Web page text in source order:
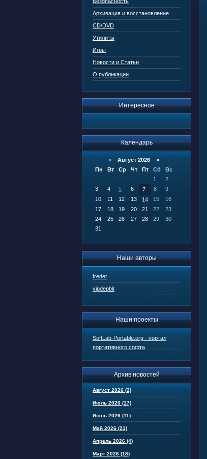
Архивация и восстановление
CD/DVD
Утилиты
Игры
Новости и Статьи
О публикации
Интересное
Календарь
« Август 2026 »
Пн
Вт Ср Чт Пт Сб
Вс
1
2
3
4 5 6 7 8
9
10
11 12 13 14 15
16
17
18 19 20 21 22
23
24
25 26 27 28 29
30
31
Наши авторы
freder
vipdepbit
Наши проекты
SoftLab-Portable.org - портал
портативного софта
Архив новостей
Август 2026 (2)
Июль 2026 (17)
Июнь 2026 (11)
Май 2026 (21)
Апрель 2026 (4)
Март 2026 (18)